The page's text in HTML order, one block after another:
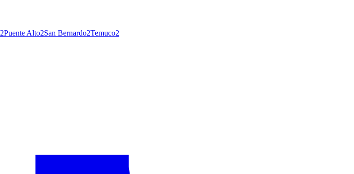
2Puente Alto2San Bernardo2Temuco2